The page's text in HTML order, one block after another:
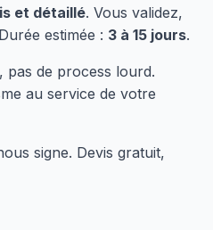
et détaillé. Vous validez,
estimée : 3 à 15 jours.
pas de process lourd.
au service de votre
signe. Devis gratuit,